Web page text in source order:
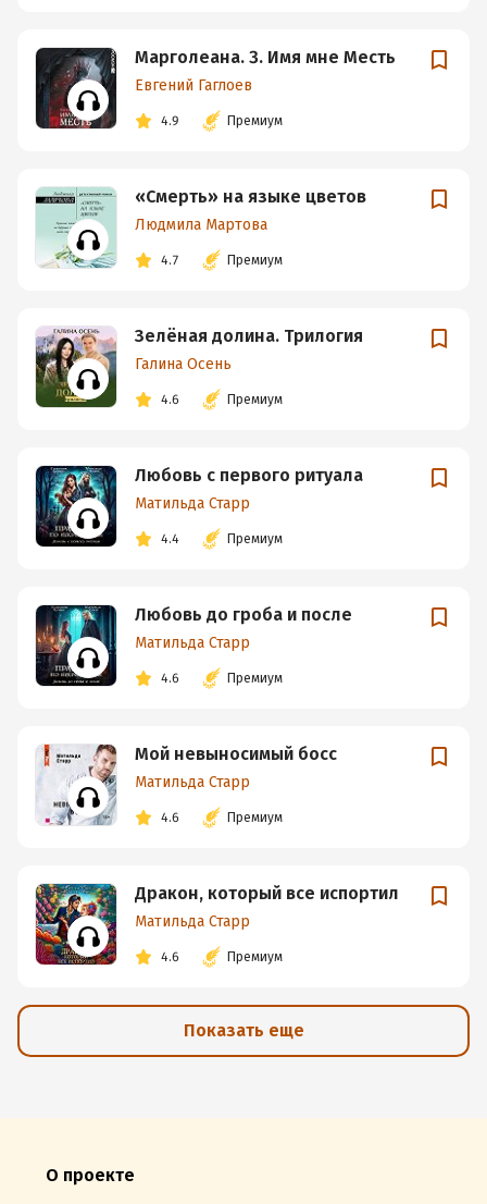
Марголеана. 3. Имя мне Месть
Евгений Гаглоев
4.9 Премиум
«Смерть» на языке цветов
Людмила Мартова
4.7 Премиум
Зелёная долина. Трилогия
Галина Осень
4.6 Премиум
Любовь с первого ритуала
Матильда Старр
4.4 Премиум
Любовь до гроба и после
Матильда Старр
4.6 Премиум
Мой невыносимый босс
Матильда Старр
4.6 Премиум
Дракон, который все испортил
Матильда Старр
4.6 Премиум
Показать еще
О проекте